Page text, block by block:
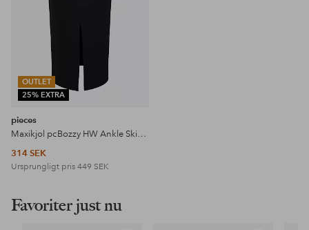
OUTLET
25% EXTRA
pieces
Maxikjol pcBozzy HW Ankle Skirt Exp BC
314 SEK
Ursprungligt pris 449 SEK
Favoriter just nu